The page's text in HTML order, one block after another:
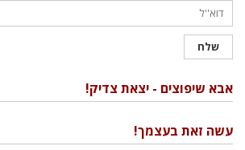
אבא שיפוצים - יצאת צדיק!
עשה זאת בעצמך!